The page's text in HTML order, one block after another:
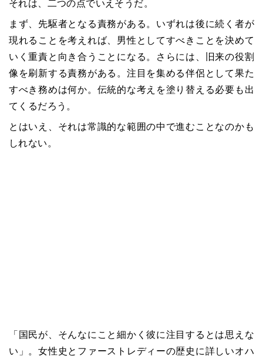
それは、二つの点でいえそうだ。
まず、先駆者となる責務がある。いずれは後に続く者が
現れることを考えれば、男性としてすべきことを決めて
いく重責と向き合うことになる。さらには、旧来の役割
像を刷新する責務がある。注目を集める伴侶として果た
すべき務めは何か。伝統的な考えを塗り替える必要も出
てくるだろう。
とはいえ、それは常識的な範囲の中で進むことなのかも
しれない。
「国民が、そんなにこと細かく彼に注目するとは思えな
い」。女性史とファーストレディーの歴史に詳しいオハ